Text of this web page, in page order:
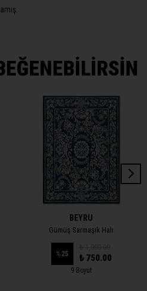
BEYRU
Gümüş Sarmaşık Halı
%25 ₺ 750.00
9 Boyut